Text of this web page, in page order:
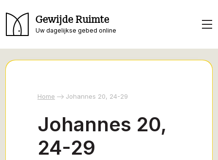
Gewijde Ruimte
Uw dagelijkse gebed online
Home Johannes 20, 24-29
Johannes 20,
24-29